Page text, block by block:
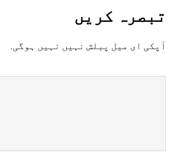
تبصرہ کريں
آپکی ای ميل پبلش نہيں نہيں ہوگی.